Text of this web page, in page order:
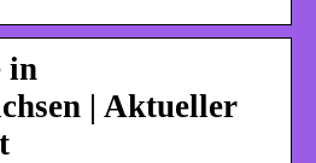
in
| Aktueller